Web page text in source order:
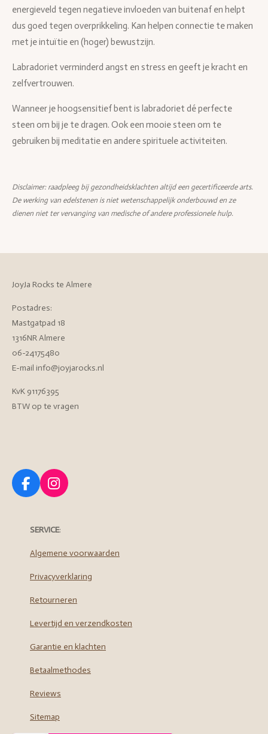
energieveld tegen negatieve invloeden van buitenaf en helpt
dus goed tegen overprikkeling. Kan helpen connectie te maken
met je intuïtie en (hoger) bewustzijn.
Labradoriet verminderd angst en stress en geeft je kracht en
zelfvertrouwen.
Wanneer je hoogsensitief bent is labradoriet dé perfecte
steen om bij je te dragen. Ook een mooie steen om te
gebruiken bij meditatie en andere spirituele activiteiten.
Disclaimer: raadpleeg bij gezondheidsklachten altijd een gecertificeerde arts.
De werking van edelstenen is niet wetenschappelijk onderbouwd en ze
dienen niet ter vervanging van medische of andere professionele hulp.
JoyJa Rocks te Almere
Postadres:
Mastgatpad 18
1316NR Almere
06-24175480
E-mail info@joyjarocks.nl
KvK 91176395
BTW op te vragen
F
a
e
o
k
I
n
t
g
a
SERVICE:
Algemene voorwaarden
Privacyverklaring
Retourneren
Levertijd en verzendkosten
Garantie en klachten
Betaalmethodes
Reviews
Sitemap